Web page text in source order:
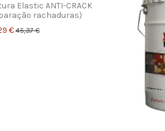
Elastic ANTI-CRACK
rachaduras)
€45,37 €